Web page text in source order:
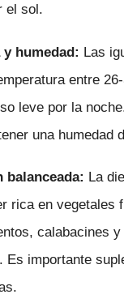
el sol.
humedad: Las
entre
leve por la
una humedad
balanceada: La
rica en vegetales
calabacines
Es importante